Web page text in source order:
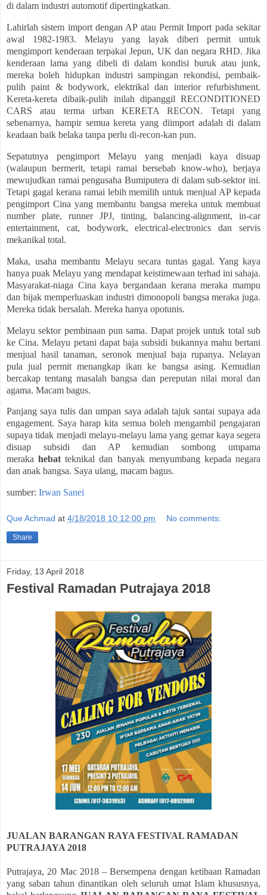
di dalam industri automotif dipertingkatkan.
Lahirlah sistem import dengan AP atau Permit Import pada sekitar
awal 1982-1983. Melayu yang layak diberi permit untuk
mengimport kenderaan terpakai Jepun, UK dan negara RHD. Jika
kenderaan lama yang dibeli di dalam kondisi buruk atau junk,
mereka boleh hidupkan industri sampingan rekondisi, pembaik-
pulih paint & bodywork, elektrikal dan interior refurbishment.
Kereta-kereta dibaik-pulih inilah dipanggil RECONDITIONED
CARS atau terma urban KERETA RECON. Tetapi yang
sebenarnya, hampir semua kereta yang diimport adalah di dalam
keadaan baik belaka tanpa perlu di-recon-kan pun.
Sepatutnya pengimport Melayu yang menjadi kaya disuap
(walaupun bermerit, tetapi ramai bersebab know-who), berjaya
mewujudkan ramai pengusaha Bumiputera di dalam sub-sektor ini.
Tetapi gagal kerana ramai lebih memilih untuk menjual AP kepada
pengimport Cina yang membantu bangsa mereka untuk membuat
number plate, runner JPJ, tinting, balancing-alignment, in-car
entertainment, cat, bodywork, electrical-electronics dan servis
mekanikal total.
Maka, usaha membantu Melayu secara tuntas gagal. Yang kaya
hanya puak Melayu yang mendapat keistimewaan terhad ini sahaja.
Masyarakat-niaga Cina kaya bergandaan kerana meraka mampu
dan bijak memperluaskan industri dimonopoli bangsa meraka juga.
Mereka tidak bersalah. Mereka hanya opotunis.
Melayu sektor pembinaan pun sama. Dapat projek untuk total sub
ke Cina. Melayu petani dapat baja subsidi bukannya mahu bertani
menjual hasil tanaman, seronok menjual baja rupanya. Nelayan
pula jual permit menangkap ikan ke bangsa asing. Kemudian
bercakap tentang masalah bangsa dan pereputan nilai moral dan
agama. Macam bagus.
Panjang saya tulis dan umpan saya adalah tajuk santai supaya ada
engagement. Saya harap kita semua boleh mengambil pengajaran
supaya tidak menjadi melayu-melayu lama yang gemar kaya segera
disuap subsidi dan AP kemudian sombong umpama
merakahebatteknikal dan banyak menyumbang kepada negara
dan anak bangsa. Saya ulang, macam bagus.
sumber: Irwan Sanei
Que Achmad at 4/18/2018 10:12:00 pm No comments:
Share
Friday, 13 April 2018
Festival Ramadan Putrajaya 2018
JUALAN BARANGAN RAYA FESTIVAL RAMADAN
PUTRAJAYA 2018
Putrajaya, 20 Mac 2018 – Bersempena dengan ketibaan Ramadan
yang saban tahun dinantikan oleh seluruh umat Islam khususnya,